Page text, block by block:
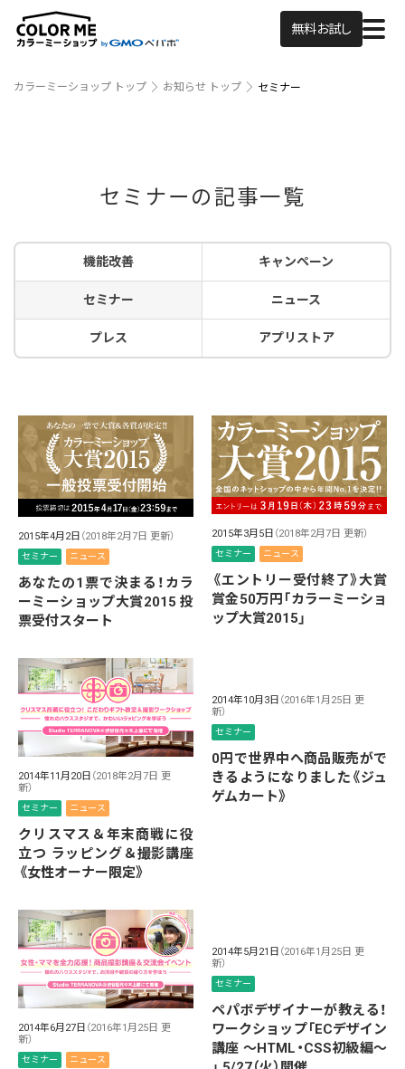
無料お試し
カラーミーショップ トップ お知らせ トップ セミナー
セミナーの記事一覧
機能改善 キャンペーン
セミナー ニュース
プレス アプリストア
2015年4月2日 （2018年2月7日 更新）
セミナー ニュース
あなたの1票で決まる！カラ
ーミーショップ大賞2015 投
票受付スタート
2015年3月5日 （2018年2月7日 更新）
セミナー ニュース
《エントリー受付終了》大賞
賞金50万円「カラーミーショ
ップ大賞2015」
2014年11月20日 （2018年2月7日 更
新）
セミナー ニュース
クリスマス＆年末商戦に役
立つ ラッピング＆撮影講座
《女性オーナー限定》
2014年10月3日 （2016年1月25日 更
新）
セミナー
0円で世界中へ商品販売がで
きるようになりました《ジュ
ゲムカート》
2014年6月27日 （2016年1月25日 更
新）
セミナー ニュース
2014年5月21日 （2016年1月25日 更
新）
セミナー
ペパボデザイナーが教える！
ワークショップ「ECデザイン
講座 〜HTML・CSS初級編〜